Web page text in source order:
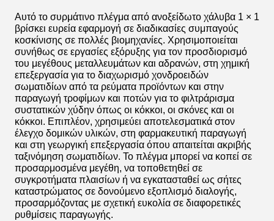
Αυτό το συρμάτινο πλέγμα από ανοξείδωτο χάλυβα 1 × 1
βρίσκει ευρεία εφαρμογή σε διαδικασίες συμπαγούς
κοσκίνισης σε πολλές βιομηχανίες. Χρησιμοποιείται
συνήθως σε εργασίες εξόρυξης για τον προσδιορισμό
του μεγέθους μεταλλευμάτων και αδρανών, στη χημική
επεξεργασία για το διαχωρισμό χονδροειδών
σωματιδίων από τα ρεύματα προϊόντων και στην
παραγωγή τροφίμων και ποτών για το φιλτράρισμα
συστατικών χύδην όπως οι κόκκοι, οι σκόνες και οι
κόκκοι. Επιπλέον, χρησιμεύει αποτελεσματικά στον
έλεγχο δομικών υλικών, στη φαρμακευτική παραγωγή
και στη γεωργική επεξεργασία όπου απαιτείται ακριβής
ταξινόμηση σωματιδίων. Το πλέγμα μπορεί να κοπεί σε
προσαρμοσμένα μεγέθη, να τοποθετηθεί σε
συγκροτήματα πλαισίων ή να εγκατασταθεί ως σήτες
καταστρώματος σε δονούμενο εξοπλισμό διαλογής,
προσαρμόζοντας με σχετική ευκολία σε διαφορετικές
ρυθμίσεις παραγωγής.